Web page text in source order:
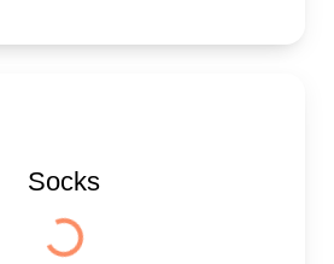
Socks